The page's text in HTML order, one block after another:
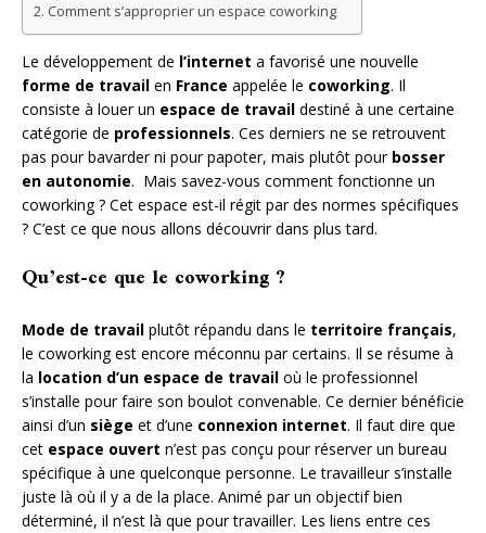
Comment s’approprier un espace coworking
Le développement de l’internet a favorisé une nouvelle
forme de travail en France appelée le coworking. Il
consiste à louer un espace de travail destiné à une certaine
catégorie de professionnels. Ces derniers ne se retrouvent
pas pour bavarder ni pour papoter, mais plutôt pour bosser
en autonomie. Mais savez-vous comment fonctionne un
coworking ? Cet espace est-il régit par des normes spécifiques
? C’est ce que nous allons découvrir dans plus tard.
Qu’est-ce que le coworking ?
Mode de travail plutôt répandu dans le territoire français,
le coworking est encore méconnu par certains. Il se résume à
la location d’un espace de travail où le professionnel
s’installe pour faire son boulot convenable. Ce dernier bénéficie
ainsi d’un siège et d’une connexion internet. Il faut dire que
cet espace ouvert n’est pas conçu pour réserver un bureau
spécifique à une quelconque personne. Le travailleur s’installe
juste là où il y a de la place. Animé par un objectif bien
déterminé, il n’est là que pour travailler. Les liens entre ces